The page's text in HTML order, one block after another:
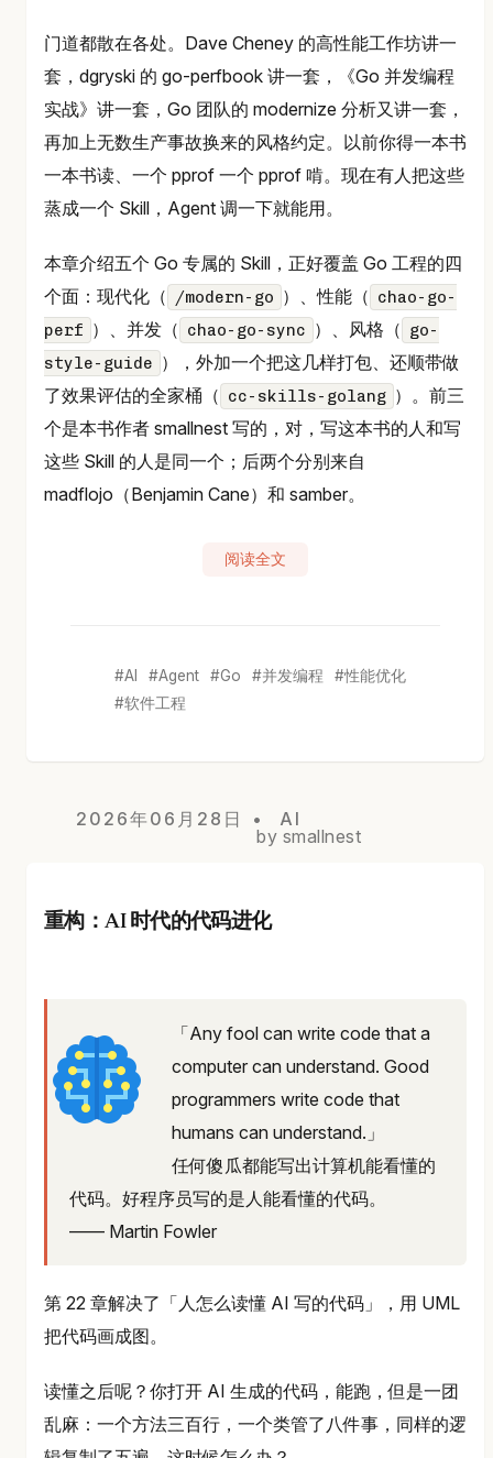
门道都散在各处。Dave Cheney 的高性能工作坊讲一
套，dgryski 的 go-perfbook 讲一套，《Go 并发编程
实战》讲一套，Go 团队的 modernize 分析又讲一套，
再加上无数生产事故换来的风格约定。以前你得一本书
一本书读、一个 pprof 一个 pprof 啃。现在有人把这些
蒸成一个 Skill，Agent 调一下就能用。
本章介绍五个 Go 专属的 Skill，正好覆盖 Go 工程的四
个面：现代化（
/modern-go ）、性能（ chao-go-
perf ）、并发（ chao-go-sync ）、风格（ go-
style-guide ），外加一个把这几样打包、还顺带做
了效果评估的全家桶（ cc-skills-golang ）。前三
个是本书作者 smallnest 写的，对，写这本书的人和写
这些 Skill 的人是同一个；后两个分别来自
madflojo（Benjamin Cane）和 samber。
阅读全文
AI Agent Go 并发编程
性能优化
软件工程
2026年06月28日
AI
by smallnest
重构：AI 时代的代码进化
「Any fool can write code that a
computer can understand. Good
programmers write code that
humans can understand.」
任何傻瓜都能写出计算机能看懂的
代码。好程序员写的是人能看懂的代码。
—— Martin Fowler
第 22 章解决了「人怎么读懂 AI 写的代码」，用 UML
把代码画成图。
读懂之后呢？你打开 AI 生成的代码，能跑，但是一团
乱麻：一个方法三百行，一个类管了八件事，同样的逻